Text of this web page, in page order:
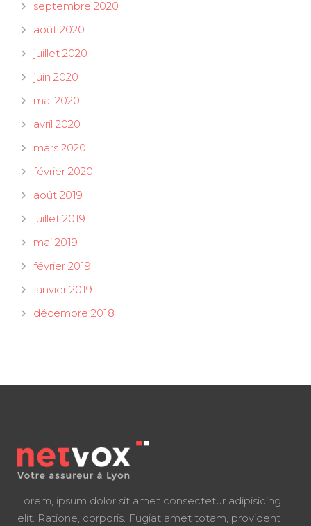
septembre 2020
août 2020
juillet 2020
juin 2020
mai 2020
avril 2020
mars 2020
février 2020
août 2019
juillet 2019
mai 2019
février 2019
janvier 2019
décembre 2018
Lorem, ipsum dolor sit amet consectetur adipisicing
elit. Ratione, corporis. Fugiat amet totam, provident